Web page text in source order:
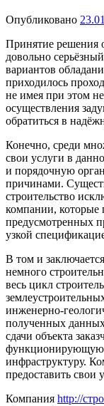
Опубликовано
Принятие решения
довольно
вариантов
приходилось
не имея при этом
осуществления
обратиться в
Конечно, среди
свои услуги в
и порядочную
причинами.
строительство
компании, которые
предусмотренных
узкой
В том и
немного
весь цикл
инженерно-
полученных
сдачи объекта
функционирующую
инфраструктуру.
предоставить свои
Компания http://